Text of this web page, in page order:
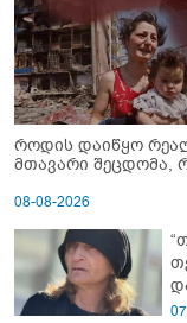
როდის დაიწყო
მთავარი შეცდომა,
08-08-2026